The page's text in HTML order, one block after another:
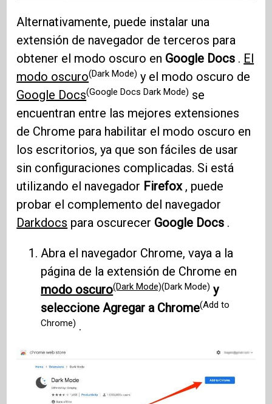
Alternativamente, puede instalar una
extensión de navegador de terceros para
obtener el modo oscuro en Google Docs . El
modo oscuro(Dark Mode) y el modo oscuro de
Google Docs(Google Docs Dark Mode) se
encuentran entre las mejores extensiones
de Chrome para habilitar el modo oscuro en
los escritorios, ya que son fáciles de usar
sin configuraciones complicadas. Si está
utilizando el navegador Firefox, puede
probar el complemento del navegador
Darkdocs para oscurecer Google Docs .
Abra el navegador Chrome, vaya a la
página de la extensión de Chrome en
modo oscuro(Dark Mode)(Dark Mode) y
seleccione Agregar a Chrome(Add to
Chrome) .